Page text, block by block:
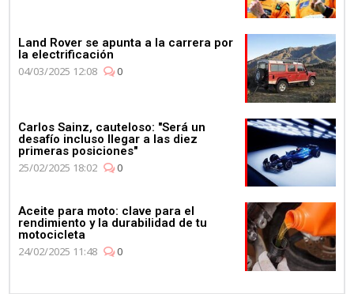
Land Rover se apunta a la carrera por
la electrificación
04/03/2025 12:08
0
Carlos Sainz, cauteloso: "Será un
desafío incluso llegar a las diez
primeras posiciones"
25/02/2025 18:02
0
Aceite para moto: clave para el
rendimiento y la durabilidad de tu
motocicleta
24/02/2025 11:48
0